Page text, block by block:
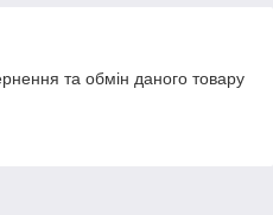
та обмін даного товару